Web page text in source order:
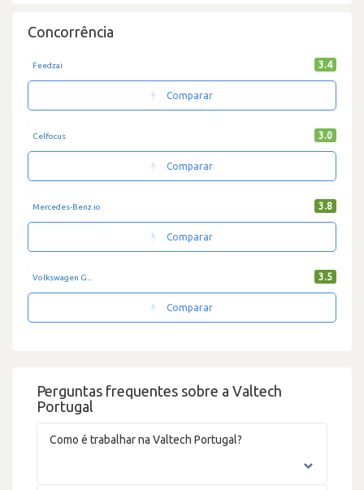
Perguntas frequentes sobre a Valtech
Portugal
Como é trabalhar na Valtech Portugal?
Concorrência
Feedzai 3.4
Comparar
Celfocus 3.0
Comparar
Mercedes-Benz.io 3.8
Comparar
Volkswagen G... 3.5
Comparar